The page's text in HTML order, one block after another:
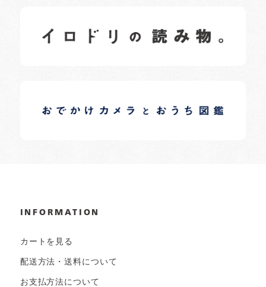
日常の様子など随時更新中です。
日常の様子など随時更新中です。
INFORMATION
カートを見る
配送方法・送料について
お支払方法について